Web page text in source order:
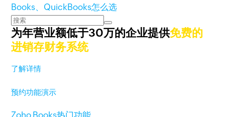
Books、QuickBooks怎么选
为年营业额低于30万的企业提供免费的
进销存财务系统
了解详情
预约功能演示
Zoho Books热门功能